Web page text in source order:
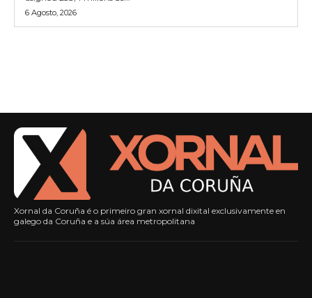
6 Agosto, 2026
Xornal da Coruña é o primeiro gran xornal dixital exclusivamente en
galego da Coruña e a súa área metropolitana